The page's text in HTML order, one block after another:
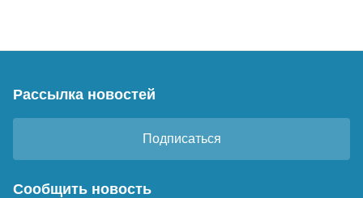
Рассылка новостей
Подписаться
Сообщить новость